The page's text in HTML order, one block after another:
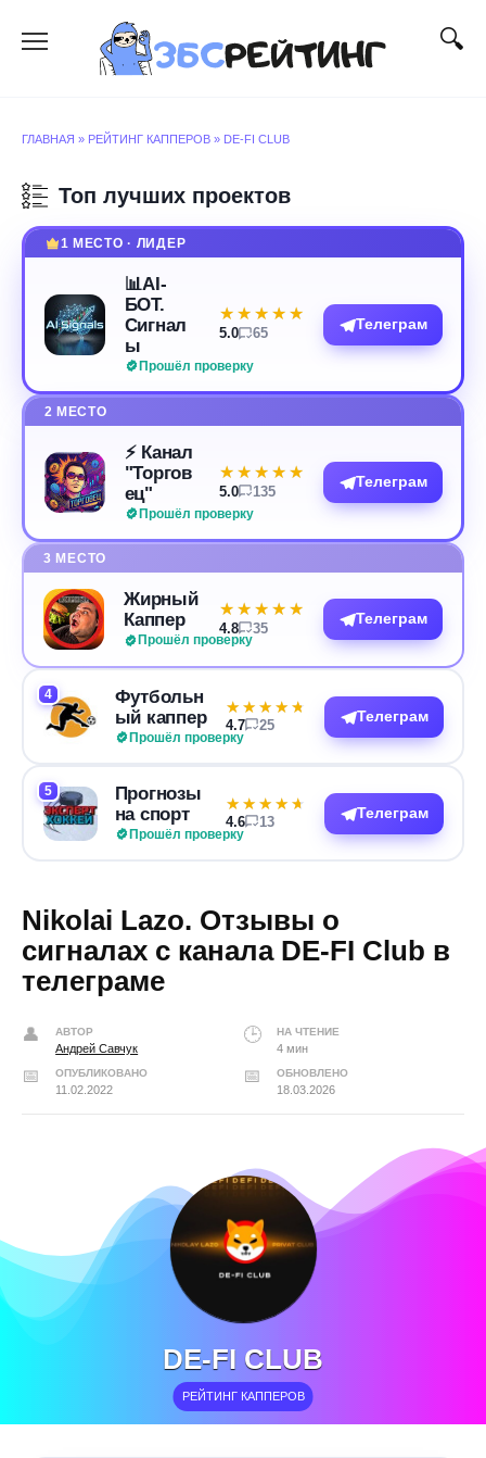
содержанию
ГЛАВНАЯ » РЕЙТИНГ КАППЕРОВ » DE-FI CLUB
Топ лучших проектов
1 МЕСТО · ЛИДЕР
📊AI-
БОТ.
Сигнал
ы
Прошёл проверку
★★★★★
★★★★★
5.0 65
Телеграм
2 МЕСТО
⚡️ Канал
"Торгов
ец"
Прошёл проверку
★★★★★
★★★★★
5.0 135
Телеграм
3 МЕСТО
Жирный
Каппер
Прошёл проверку
★★★★★
★★★★★
4.8 35
Телеграм
4
Футбольн
ый каппер
Прошёл проверку
★★★★★
★★★★★
4.7 25
Телеграм
5
Прогнозы
на спорт
Прошёл проверку
★★★★★
★★★★★
4.6 13
Телеграм
Nikolai Lazo. Отзывы о
сигналах с канала DE-FI Club в
телеграме
АВТОР
Андрей Савчук
НА ЧТЕНИЕ
4 мин
ОПУБЛИКОВАНО
11.02.2022
ОБНОВЛЕНО
18.03.2026
DE-FI CLUB
РЕЙТИНГ КАППЕРОВ